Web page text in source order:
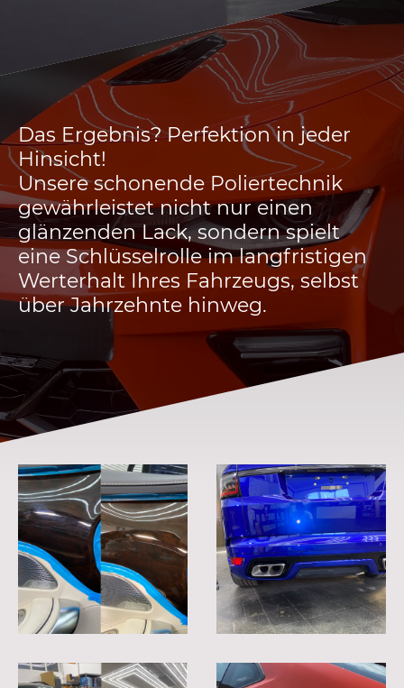
Das Ergebnis? Perfektion in jeder
Hinsicht!
Unsere schonende Poliertechnik
gewährleistet nicht nur einen
glänzenden Lack, sondern spielt
eine Schlüsselrolle im langfristigen
Werterhalt Ihres Fahrzeugs, selbst
über Jahrzehnte hinweg.